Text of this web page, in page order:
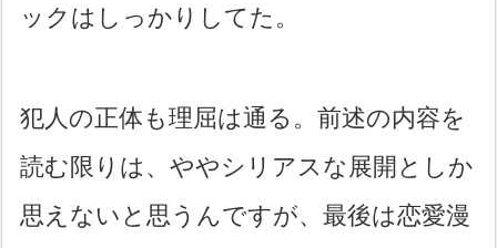
ックはしっかりしてた。
犯人の正体も理屈は通る。前述の内容を
読む限りは、ややシリアスな展開としか
思えないと思うんですが、最後は恋愛漫